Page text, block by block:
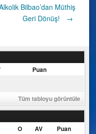
Bilbao’dan Müthiş
Geri Dönüş!
→
Puan
Tüm tabloyu görüntüle
O AV Puan